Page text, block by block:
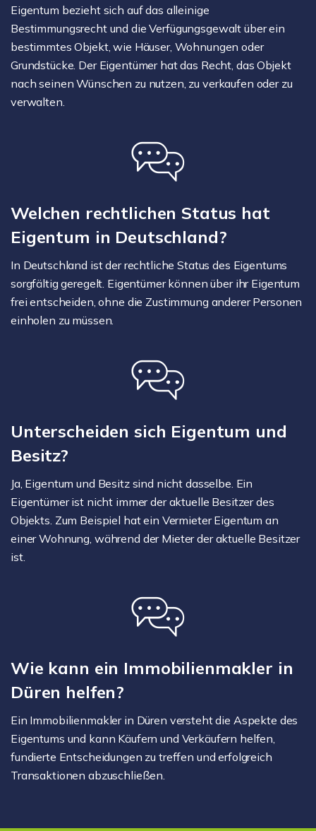
Eigentum bezieht sich auf das alleinige
Bestimmungsrecht und die Verfügungsgewalt über ein
bestimmtes Objekt, wie Häuser, Wohnungen oder
Grundstücke. Der Eigentümer hat das Recht, das Objekt
nach seinen Wünschen zu nutzen, zu verkaufen oder zu
verwalten.
Welchen rechtlichen Status hat
Eigentum in Deutschland?
In Deutschland ist der rechtliche Status des Eigentums
sorgfältig geregelt. Eigentümer können über ihr Eigentum
frei entscheiden, ohne die Zustimmung anderer Personen
einholen zu müssen.
Unterscheiden sich Eigentum und
Besitz?
Ja, Eigentum und Besitz sind nicht dasselbe. Ein
Eigentümer ist nicht immer der aktuelle Besitzer des
Objekts. Zum Beispiel hat ein Vermieter Eigentum an
einer Wohnung, während der Mieter der aktuelle Besitzer
ist.
Wie kann ein Immobilienmakler in
Düren helfen?
Ein Immobilienmakler in Düren versteht die Aspekte des
Eigentums und kann Käufern und Verkäufern helfen,
fundierte Entscheidungen zu treffen und erfolgreich
Transaktionen abzuschließen.